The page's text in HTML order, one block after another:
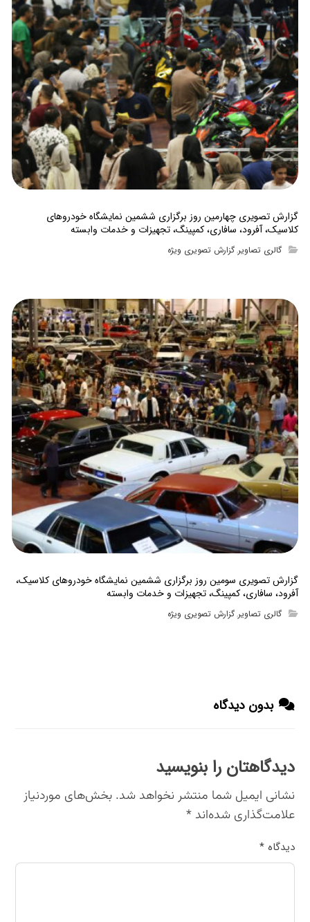
گزارش تصویری چهارمین روز برگزاری ششمین نمایشگاه خودروهای
کلاسیک، آفرود، سافاری، کمپینگ، تجهیزات و خدمات وابسته
گالری تصاویر,گزارش تصویری ویژه
گزارش تصویری سومین روز برگزاری ششمین نمایشگاه خودروهای کلاسیک،
آفرود، سافاری، کمپینگ، تجهیزات و خدمات وابسته
گالری تصاویر,گزارش تصویری ویژه
بدون دیدگاه
دیدگاهتان را بنویسید
نشانی ایمیل شما منتشر نخواهد شد. بخش‌های موردنیاز
علامت‌گذاری شده‌اند*
دیدگاه*